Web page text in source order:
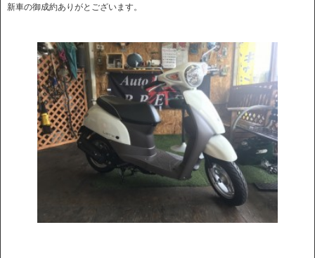
新車の御成約ありがとございます。